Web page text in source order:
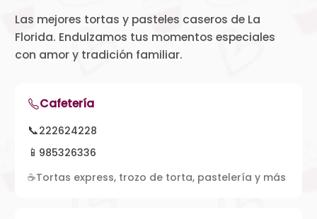
Las mejores tortas y pasteles caseros de La
Florida. Endulzamos tus momentos especiales
con amor y tradición familiar.
Cafetería
📞222624228
📱 985326336
☕Tortas express, trozo de torta, pastelería y más